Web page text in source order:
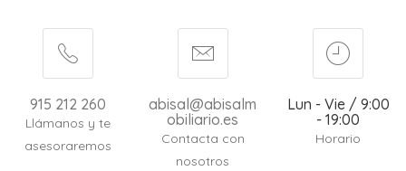
915 212 260
Llámanos y te
asesoraremos
abisal@abisalm
obiliario.es
Contacta con
nosotros
Lun - Vie / 9:00
- 19:00
Horario